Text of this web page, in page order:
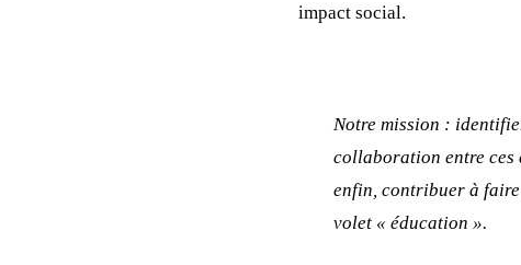
impact social.
Notre mission :
collaboration entre ces
enfin, contribuer à faire
volet « éducation ».